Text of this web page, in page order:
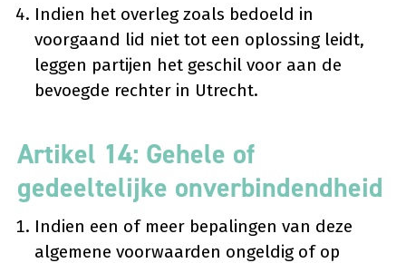
Indien het overleg zoals bedoeld in
voorgaand lid niet tot een oplossing leidt,
leggen partijen het geschil voor aan de
bevoegde rechter in Utrecht.
Artikel 14: Gehele of
gedeeltelijke onverbindendheid
Indien een of meer bepalingen van deze
algemene voorwaarden ongeldig of op